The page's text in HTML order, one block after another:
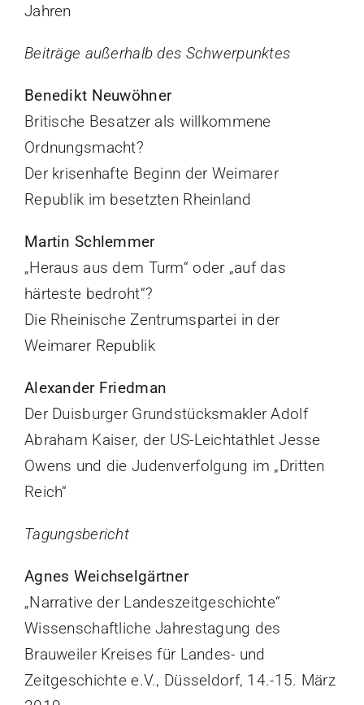
Jahren
Beiträge außerhalb des Schwerpunktes
Benedikt Neuwöhner
Britische Besatzer als willkommene
Ordnungsmacht?
Der krisenhafte Beginn der Weimarer
Republik im besetzten Rheinland
Martin Schlemmer
„Heraus aus dem Turm“ oder „auf das
härteste bedroht“?
Die Rheinische Zentrumspartei in der
Weimarer Republik
Alexander Friedman
Der Duisburger Grundstücksmakler Adolf
Abraham Kaiser, der US-Leichtathlet Jesse
Owens und die Judenverfolgung im „Dritten
Reich“
Tagungsbericht
Agnes Weichselgärtner
„Narrative der Landeszeitgeschichte“
Wissenschaftliche Jahrestagung des
Brauweiler Kreises für Landes- und
Zeitgeschichte e.V., Düsseldorf, 14.-15. März